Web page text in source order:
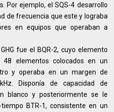
Por ejemplo, el SQS-4 desarrollo
de frecuencia que este y lograba
en equipos que operaban a
fue el BQR-2, cuyo elemento
elementos colocados en un
y operaba en un margen de
Disponía de capacidad de
blanco y posteriormente se le
BTR-1, consistente en un